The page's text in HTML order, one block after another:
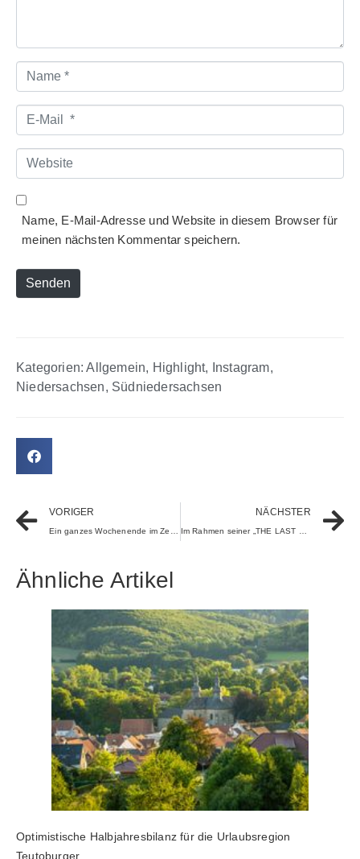
Name
*
E-
Mail
*Website
Name, E-Mail-Adresse und Website in diesem Browser für
meinen nächsten Kommentar speichern.
Senden
Kategorien: Allgemein, Highlight, Instagram,
Niedersachsen, Südniedersachsen
VORIGER
Ein ganzes Wochenende im Zeichen des Welterbes
NÄCHSTER
Im Rahmen seiner „THE LAST DANCE WORLD TOUR“ macht Jason Derulo im Februar 2026 für fünf Shows Halt in Deutschland
Ähnliche Artikel
Optimistische Halbjahresbilanz für die Urlaubsregion
Teutoburger